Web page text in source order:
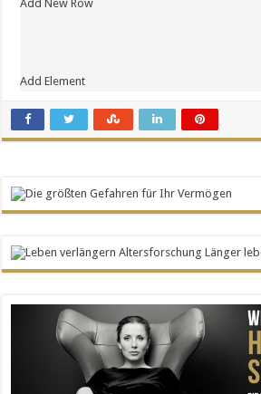
Add New Row
Add Element